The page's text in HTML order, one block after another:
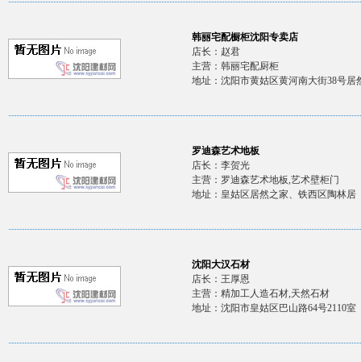
韩丽宅配橱柜沈阳专卖店
店长：赵君
主营：韩丽宅配厨柜
地址：沈阳市黄姑区黄河南大街38号居
罗迪森艺术地板
店长：李贺光
主营：罗迪森艺术地板,艺术壁柜门
地址：皇姑区居然之家、铁西区陶林居
沈阳大汉石材
店长：王厚恩
主营：精加工人造石材,天然石材
地址：沈阳市皇姑区巴山路64号2110室